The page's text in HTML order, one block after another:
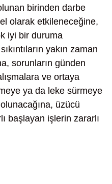
birinden darbe
olarak etkileneceğine,
iyi bir duruma
yakın zaman
sorunların günden
ve ortaya
ya da leke sürmeye
üzücü
başlayan işlerin zararlı